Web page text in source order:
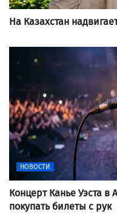
На Казахстан
НОВОСТИ
Концерт Канье Уэста в
покупать билеты с рук